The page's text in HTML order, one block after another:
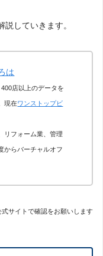
していきます。
は
店以上のデータを
現在ワンストップビ
リフォーム業、管理
からバーチャルオフ
サイトで確認をお願いします